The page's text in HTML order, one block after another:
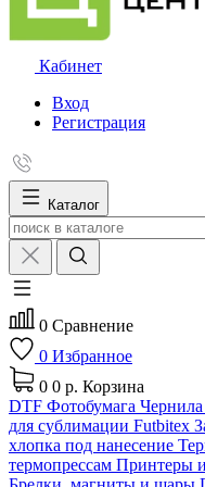
Кабинет
Вход
Регистрация
Каталог
0 Сравнение
0 Избранное
0 0 р. Корзина
DTF Фотобумага Чернила
для сублимации Futbitex
хлопка под нанесение
термопрессам Принтеры